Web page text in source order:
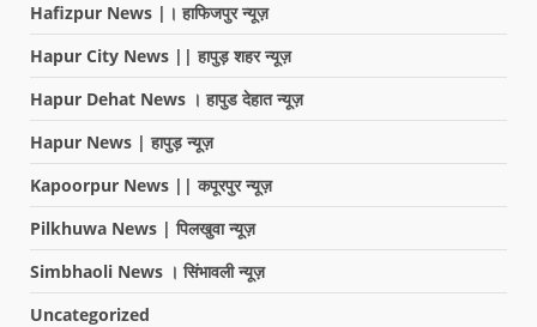
Hafizpur News |। हाफिजपुर न्यूज़
Hapur City News || हापुड़ शहर न्यूज़
Hapur Dehat News । हापुड देहात न्यूज़
Hapur News | हापुड़ न्यूज़
Kapoorpur News || कपूरपुर न्यूज़
Pilkhuwa News | पिलखुवा न्यूज़
Simbhaoli News । सिंभावली न्यूज़
Uncategorized